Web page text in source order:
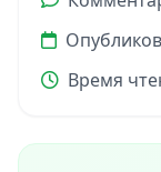
Время